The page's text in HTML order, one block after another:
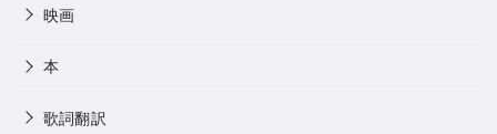
映画
本
歌詞翻訳